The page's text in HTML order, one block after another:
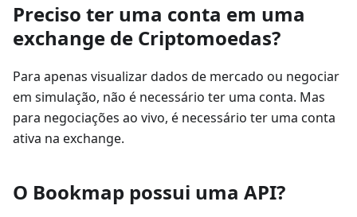
Preciso ter uma conta em uma
exchange de Criptomoedas?
Para apenas visualizar dados de mercado ou negociar
em simulação, não é necessário ter uma conta. Mas
para negociações ao vivo, é necessário ter uma conta
ativa na exchange.
O Bookmap possui uma API?